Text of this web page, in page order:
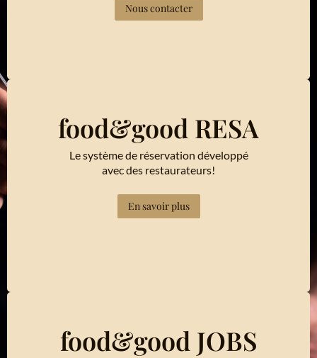
Nous contacter
food&good RESA
Le système de réservation développé
avec des restaurateurs!
En savoir plus
food&good JOBS